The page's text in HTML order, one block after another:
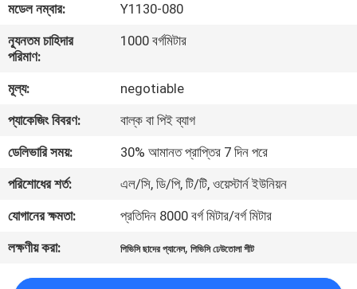
কারখানা
ভ্রমণ
মান
নিয়ন্ত্রণ
যোগাযোগ
করুন
BLOG
মডেল নম্বার:
Y1130-080
ন্যূনতম চাহিদার
পরিমাণ:
1000 বর্গমিটার
মূল্য:
negotiable
প্যাকেজিং বিবরণ:
বাল্ক বা পিই ব্যাগ
ডেলিভারি সময়:
30% আমানত প্রাপ্তির 7 দিন পরে
পরিশোধের শর্ত:
এল/সি, ডি/পি, টি/টি, ওয়েস্টার্ন ইউনিয়ন
যোগানের ক্ষমতা:
প্রতিদিন 8000 বর্গ মিটার/বর্গ মিটার
লক্ষণীয় করা:
পিভিসি ছাদের প্যানেল,পিভিসি ঢেউতোলা শীট